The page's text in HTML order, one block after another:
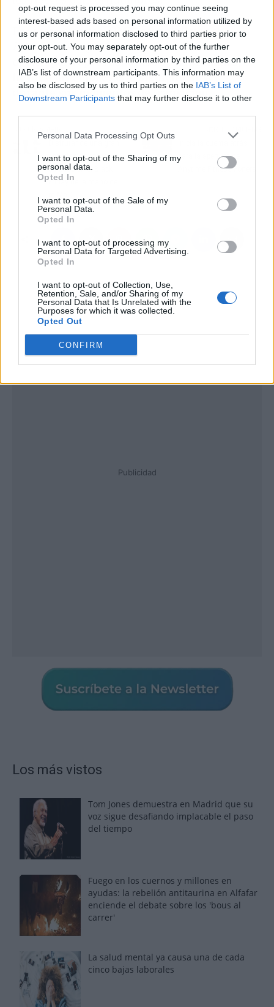
opt-out request is processed you may continue seeing
interest-based ads based on personal information utilized by
us or personal information disclosed to third parties prior to
your opt-out. You may separately opt-out of the further
disclosure of your personal information by third parties on the
IAB’s list of downstream participants. This information may
also be disclosed by us to third parties on the IAB’s List of
Downstream Participants that may further disclose it to other
Personal Data Processing Opt Outs
I want to opt-out of the Sharing of my
personal data.
Opted In
I want to opt-out of the Sale of my
Personal Data.
Opted In
I want to opt-out of processing my
Personal Data for Targeted Advertising.
Opted In
I want to opt-out of Collection, Use,
Retention, Sale, and/or Sharing of my
Personal Data that Is Unrelated with the
Purposes for which it was collected.
Opted Out
CONFIRM
Por estos motivos,QMT, especialistas en
interim management, son una excelente
opción para aprovechar las oportunidades, o
llevar a las empresas al siguiente nivel
durante sus momentos de transición.
variedad de ofertas en
calzado en el Black
Friday de la mano de
para la apertura de
Anytime Fitness Foners
Publicidad
Los más vistos
Tom Jones demuestra en Madrid que su
voz sigue desafiando implacable el paso
del tiempo
Fuego en los cuernos y millones en
ayudas: la rebelión antitaurina en Alfafar
enciende el debate sobre los 'bous al
carrer'
La salud mental ya causa una de cada
cinco bajas laborales